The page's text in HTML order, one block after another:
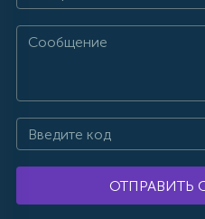
ОТПРАВИТЬ